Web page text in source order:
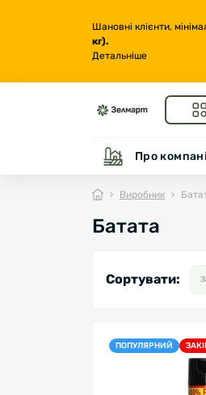
Шановні клієнти,
кг).
Детальніше
Про
Виробник
Батата
Сортувати:
ПОПУЛЯРНИЙ